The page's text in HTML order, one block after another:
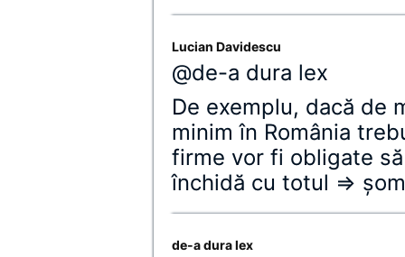
Lucian Davidescu
@de-a dura lex
De exemplu, dacă de
minim în România
firme vor fi obligate
închidă cu totul =>
de-a dura lex